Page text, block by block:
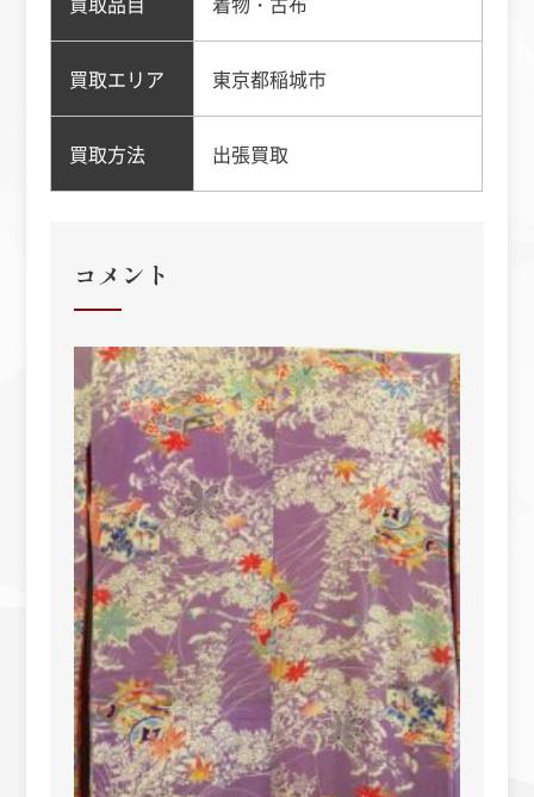
買取エリア 東京都稲城市
買取方法 出張買取
コメント